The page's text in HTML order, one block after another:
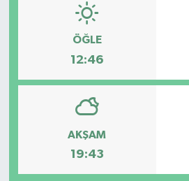
ÖĞLE
12:46
AKŞAM
19:43
BİLİM VE TEKNOLOJİ
GENEL
GÜNDEM
HABERDE İNSAN
KÜLTÜR SANAT